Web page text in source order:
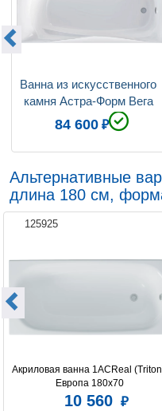
Ванна из искусственного
камня Астра-Форм Вега
Люкс 180x80
84 600
Альтернативные
длина 180 см,
125925
Акриловая ванна 1ACReal
Европа 180x70
10 560